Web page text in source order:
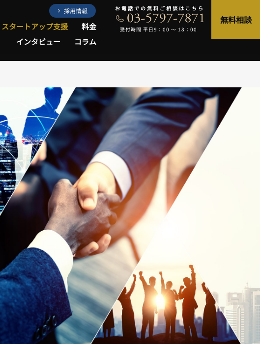
お電話での無料ご相談はこちら
受付時間 平日9：00 〜 18：00
無料相談
採用情報
スタートアップ支援
料金
インタビュー
コラム